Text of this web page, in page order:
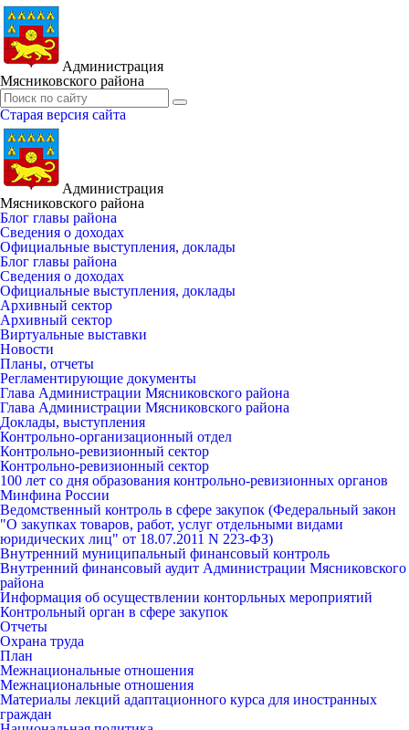
Администрация
Мясниковского района
Старая версия сайта
Администрация
Мясниковского района
Блог главы района
Сведения о доходах
Официальные выступления, доклады
Блог главы района
Сведения о доходах
Официальные выступления, доклады
Архивный сектор
Архивный сектор
Виртуальные выставки
Новости
Планы, отчеты
Регламентирующие документы
Глава Администрации Мясниковского района
Глава Администрации Мясниковского района
Доклады, выступления
Контрольно-организационный отдел
Контрольно-ревизионный сектор
Контрольно-ревизионный сектор
100 лет со дня образования контрольно-ревизионных органов
Минфина России
Ведомственный контроль в сфере закупок (Федеральный закон
"О закупках товаров, работ, услуг отдельными видами
юридических лиц" от 18.07.2011 N 223-ФЗ)
Внутренний муниципальный финансовый контроль
Внутренний финансовый аудит Администрации Мясниковского
района
Информация об осуществлении конторльных мероприятий
Контрольный орган в сфере закупок
Отчеты
Охрана труда
План
Межнациональные отношения
Межнациональные отношения
Материалы лекций адаптационного курса для иностранных
граждан